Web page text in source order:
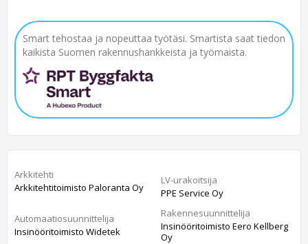
Smart tehostaa ja nopeuttaa työtäsi. Smartista saat tiedon
kaikista Suomen rakennushankkeista ja työmaista.
Arkkitehti
Arkkitehtitoimisto Paloranta Oy
Automaatiosuunnittelija
Insinööritoimisto Widetek
LV-urakoitsija
PPE Service Oy
Rakennesuunnittelija
Insinööritoimisto Eero Kellberg
Oy